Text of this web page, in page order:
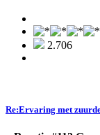
2.706
Re:Ervaring met